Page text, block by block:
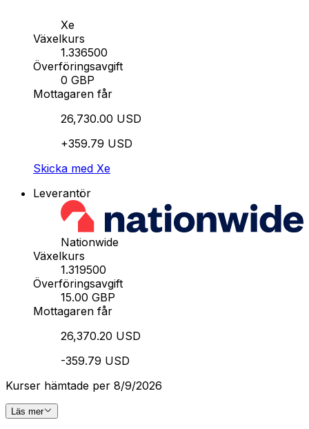
Xe
Växelkurs
1.336500
Överföringsavgift
0 GBP
Mottagaren får
26,730.00 USD
+359.79 USD
Skicka med Xe
Leverantör
Nationwide
Växelkurs
1.319500
Överföringsavgift
15.00 GBP
Mottagaren får
26,370.20 USD
-359.79 USD
Kurser hämtade per 8/9/2026
Läs mer